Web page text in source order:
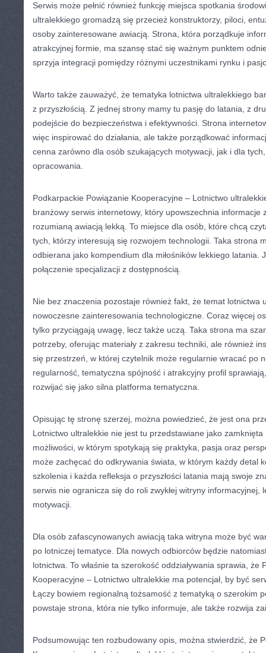
Serwis może pełnić również funkcję miejsca spotkania
ultralekkiego gromadzą się przecież konstruktorzy, piloci,
osoby zainteresowane awiacją. Strona, która porządkuje
atrakcyjnej formie, ma szansę stać się ważnym punktem
sprzyja integracji pomiędzy różnymi uczestnikami rynku i
Warto także zauważyć, że tematyka lotnictwa ultralekkiego
z przyszłością. Z jednej strony mamy tu pasję do latania, z
podejście do bezpieczeństwa i efektywności. Strona
więc inspirować do działania, ale także porządkować
cenna zarówno dla osób szukających motywacji, jak i dla
opracowania.
Podkarpackie Powiązanie Kooperacyjne – Lotnictwo
branżowy serwis internetowy, który upowszechnia informacje
rozumianą awiacją lekką. To miejsce dla osób, które chcą
tych, którzy interesują się rozwojem technologii. Taka strona
odbierana jako kompendium dla miłośników lekkiego latania.
połączenie specjalizacji z dostępnością.
Nie bez znaczenia pozostaje również fakt, że temat lotnictwa
nowoczesne zainteresowania technologiczne. Coraz więcej
tylko przyciągają uwagę, lecz także uczą. Taka strona ma
potrzeby, oferując materiały z zakresu techniki, ale również
się przestrzeń, w której czytelnik może regularnie wracać po
regularność, tematyczna spójność i atrakcyjny profil
rozwijać się jako silna platforma tematyczna.
Opisując tę stronę szerzej, można powiedzieć, że jest ona
Lotnictwo ultralekkie nie jest tu przedstawiane jako zamknięta
możliwości, w którym spotykają się praktyka, pasja oraz
może zachęcać do odkrywania świata, w którym każdy detal
szkolenia i każda refleksja o przyszłości latania mają swoje
serwis nie ogranicza się do roli zwykłej witryny informacyjnej,
motywacji.
Dla osób zafascynowanych awiacją taka witryna może być
po lotniczej tematyce. Dla nowych odbiorców będzie
lotnictwa. To właśnie ta szerokość oddziaływania sprawia, że
Kooperacyjne – Lotnictwo ultralekkie ma potencjał, by być
Łączy bowiem regionalną tożsamość z tematyką o szerokim
powstaje strona, która nie tylko informuje, ale także rozwija
Podsumowując ten rozbudowany opis, można stwierdzić, że